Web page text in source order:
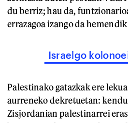
du berriz; hau da,
errazagoa izango da
Israelgo
Palestinako gatazkak ere
aurreneko dekretuetan:
Zisjordanian palestinarrei